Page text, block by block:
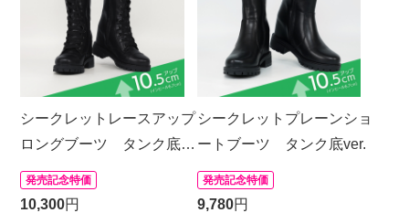
シークレットレースアップ
ロングブーツ タンク底
ver.
発売記念特価
10,300円
シークレットプレーンショ
ートブーツ タンク底ver.
発売記念特価
9,780円